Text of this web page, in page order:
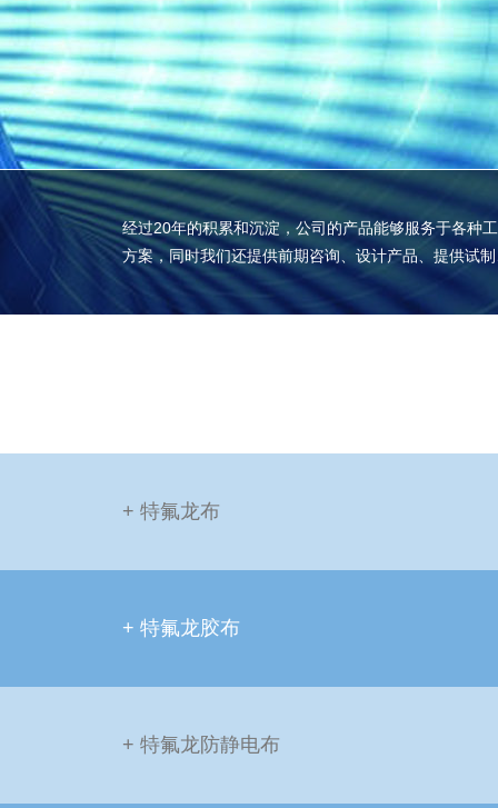
经过20年的积累和沉淀，公司的产品能够服务于各种
方案，同时我们还提供前期咨询、设计产品、提供试
+ 特氟龙布
+ 特氟龙胶布
+ 特氟龙防静电布